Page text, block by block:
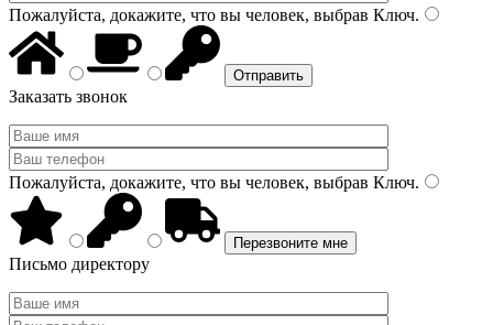
Пожалуйста, докажите, что вы человек, выбрав Ключ.
Заказать звонок
Пожалуйста, докажите, что вы человек, выбрав Ключ.
Письмо директору